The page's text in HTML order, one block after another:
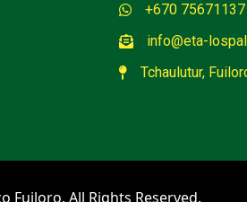
+670 75671137
info@eta-
Tchaulutur,
Fuiloro. All Rights Reserved.